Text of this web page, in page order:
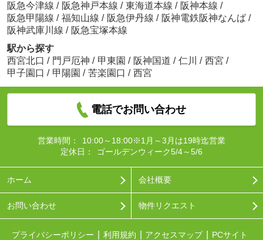
阪急今津線 / 阪急神戸本線 / 東海道本線 / 阪神本線 /
阪急甲陽線 / 福知山線 / 阪急伊丹線 / 阪神電鉄阪神なんば /
阪神武庫川線 / 阪急宝塚本線
駅から探す
西宮北口 / 門戸厄神 / 甲東園 / 阪神国道 / 仁川 / 西宮 /
甲子園口 / 甲陽園 / 苦楽園口 / 西宮
電話でお問い合わせ
営業時間：
10:00～18:00※1月～3月は19時迄営業
定休日：
ゴールデンウィーク5/4～5/6
ホーム 会社概要
お問い合わせ 物件リクエスト
プライバシーポリシー 利用規約 アクセスマップ
PCサイト